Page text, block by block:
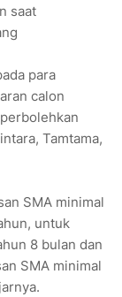
saat
para
calon
Tamtama,
SMA minimal
untuk
8 bulan dan
SMA minimal